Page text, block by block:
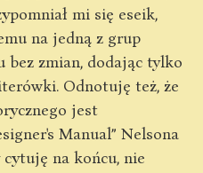
mi się eseik,
na jedną z grup
zmian, dodając tylko
Odnotuję też, że
jest
Manual” Nelsona
na końcu, nie